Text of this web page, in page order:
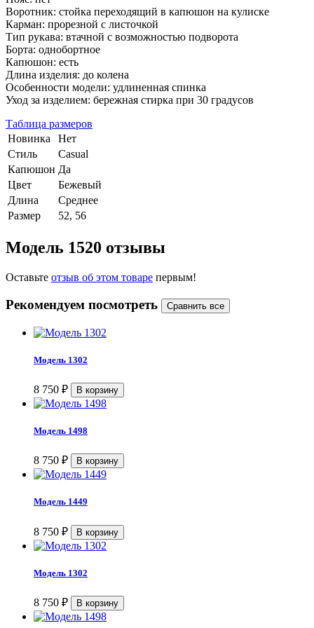
Воротник: стойка переходящий в капюшон на кулиске
Карман: прорезной с листочкой
Тип рукава: втачной с возможностью подворота
Борта: однобортное
Капюшон: есть
Длина изделия: до колена
Особенности модели: удлиненная спинка
Уход за изделием: бережная стирка при 30 градусов
Таблица размеров
Новинка
Нет
Стиль
Сasual
Капюшон Да
Цвет
Бежевый
Длина
Среднее
Размер
52, 56
Модель 1520 отзывы
Оставьте отзыв об этом товаре первым!
Рекомендуем посмотреть
Модель 1302
8 750 ₽
Модель 1498
8 750 ₽
Модель 1449
8 750 ₽
Модель 1302
8 750 ₽